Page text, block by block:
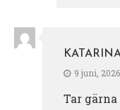
9 juni,
Tar